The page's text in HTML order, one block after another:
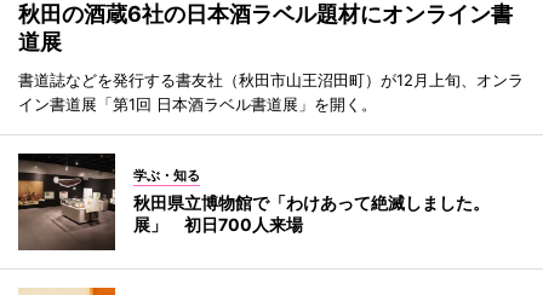
秋田の酒蔵6社の日本酒ラベル題材にオンライン書
道展
書道誌などを発行する書友社（秋田市山王沼田町）が12月上旬、オンラ
イン書道展「第1回 日本酒ラベル書道展」を開く。
学ぶ・知る
秋田県立博物館で「わけあって絶滅しました。
展」 初日700人来場